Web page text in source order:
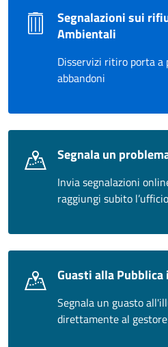
Segnalazioni sui
Ambientali
Disservizi ritiro porta a
abbandoni
Segnala un
Invia segnalazioni
raggiungi subito
Guasti alla
Segnala un guasto
direttamente al gestore